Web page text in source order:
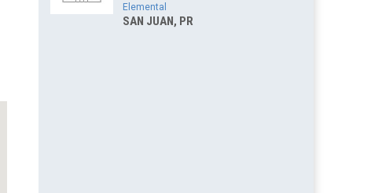
Elemental
SAN JUAN, PR